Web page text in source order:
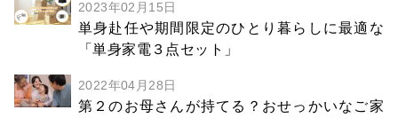
2023年02月15日
単身赴任や期間限定のひとり暮らしに最適な
「単身家電３点セット」
2022年04月28日
第２のお母さんが持てる？おせっかいなご家